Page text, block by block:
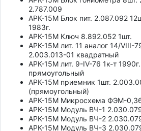
2.787.009
АРК-15М Блок пит. 2.087.092
1983г.
АРК-15М Ключ 8.892.052 1шт.
АРК-15М лит. 11 аналог 14/VIII-
2.003.013-01 квадратный
АРК-15М лит. 9-IV-76 1к-т
прямоугольный
АРК-15М приемник 1шт.
(прямоугольный)
АРК-15М Микросхема ФЭМ-
АРК-15М Модуль ВЧ-1
АРК-15М Модуль ВЧ-2
АРК-15М Модуль ВЧ-3